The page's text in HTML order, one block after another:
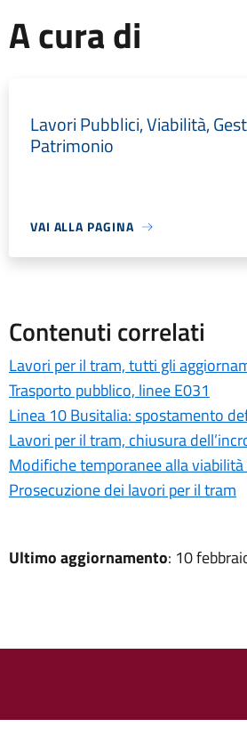
A cura di
Lavori Pubblici, Viabilità,
Patrimonio
VAI ALLA PAGINA
Contenuti correlati
Lavori per il tram, tutti gli
Trasporto pubblico, linee E031
Linea 10 Busitalia: spostamento
Lavori per il tram, chiusura
Modifiche temporanee alla
Prosecuzione dei lavori per il tram
Ultimo aggiornamento: 10